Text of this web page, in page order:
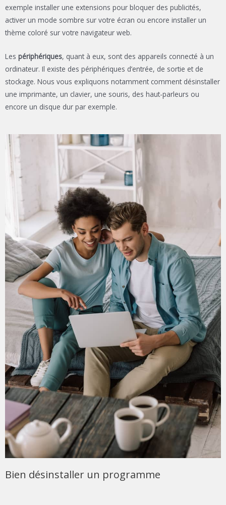
exemple installer une extensions pour bloquer des publicités,
activer un mode sombre sur votre écran ou encore installer un
thème coloré sur votre navigateur web.
Les périphériques, quant à eux, sont des appareils connecté à un
ordinateur. Il existe des périphériques d’entrée, de sortie et de
stockage. Nous vous expliquons notamment comment désinstaller
une imprimante, un clavier, une souris, des haut-parleurs ou
encore un disque dur par exemple.
Bien désinstaller un programme